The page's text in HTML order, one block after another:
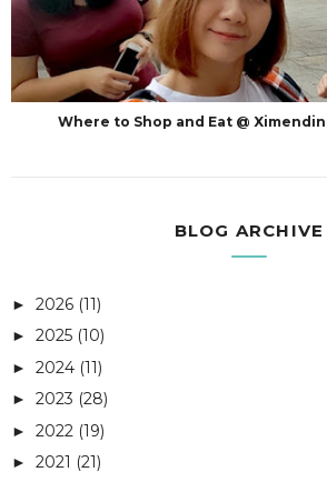
Where to Shop and Eat @
BLOG ARCHIVE
► 2026 (11)
► 2025 (10)
► 2024 (11)
► 2023 (28)
► 2022 (19)
► 2021 (21)